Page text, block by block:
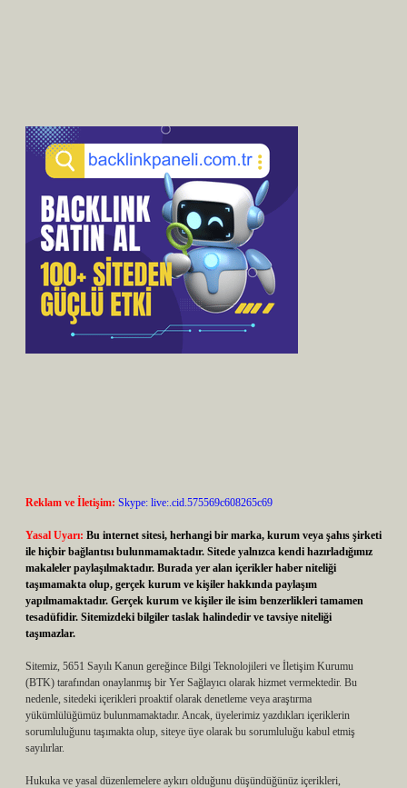
Reklam ve İletişim: Skype: live:.cid.575569c608265c69
Yasal Uyarı: Bu internet sitesi, herhangi bir marka, kurum veya şahıs şirketi
ile hiçbir bağlantısı bulunmamaktadır. Sitede yalnızca kendi hazırladığımız
makaleler paylaşılmaktadır. Burada yer alan içerikler haber niteliği
taşımamakta olup, gerçek kurum ve kişiler hakkında paylaşım
yapılmamaktadır. Gerçek kurum ve kişiler ile isim benzerlikleri tamamen
tesadüfidir. Sitemizdeki bilgiler taslak halindedir ve tavsiye niteliği
taşımazlar.
Sitemiz, 5651 Sayılı Kanun gereğince Bilgi Teknolojileri ve İletişim Kurumu
(BTK) tarafından onaylanmış bir Yer Sağlayıcı olarak hizmet vermektedir. Bu
nedenle, sitedeki içerikleri proaktif olarak denetleme veya araştırma
yükümlülüğümüz bulunmamaktadır. Ancak, üyelerimiz yazdıkları içeriklerin
sorumluluğunu taşımakta olup, siteye üye olarak bu sorumluluğu kabul etmiş
sayılırlar.
Hukuka ve yasal düzenlemelere aykırı olduğunu düşündüğünüz içerikleri,